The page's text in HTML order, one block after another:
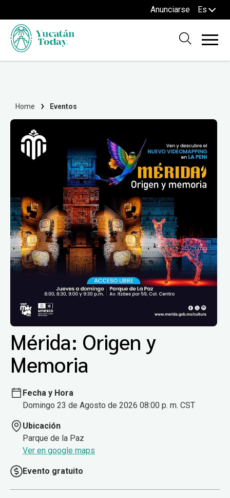
Anunciarse Es
Home Eventos
Mérida: Origen y
Memoria
Fecha y Hora
Domingo 23 de Agosto de 2026 08:00 p. m. CST
Ubicación
Parque de la Paz
Ver en google maps
Evento gratuito